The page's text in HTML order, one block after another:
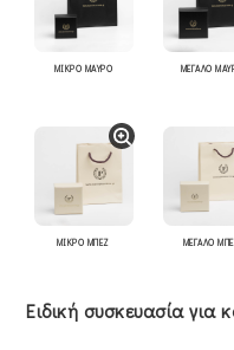
ΜΙΚΡΟ ΜΑΥΡΟ ΜΕΓΑΛΟ
ΜΙΚΡΟ ΜΠΕΖ ΜΕΓΑΛΟ
Ειδική συσκευασία για